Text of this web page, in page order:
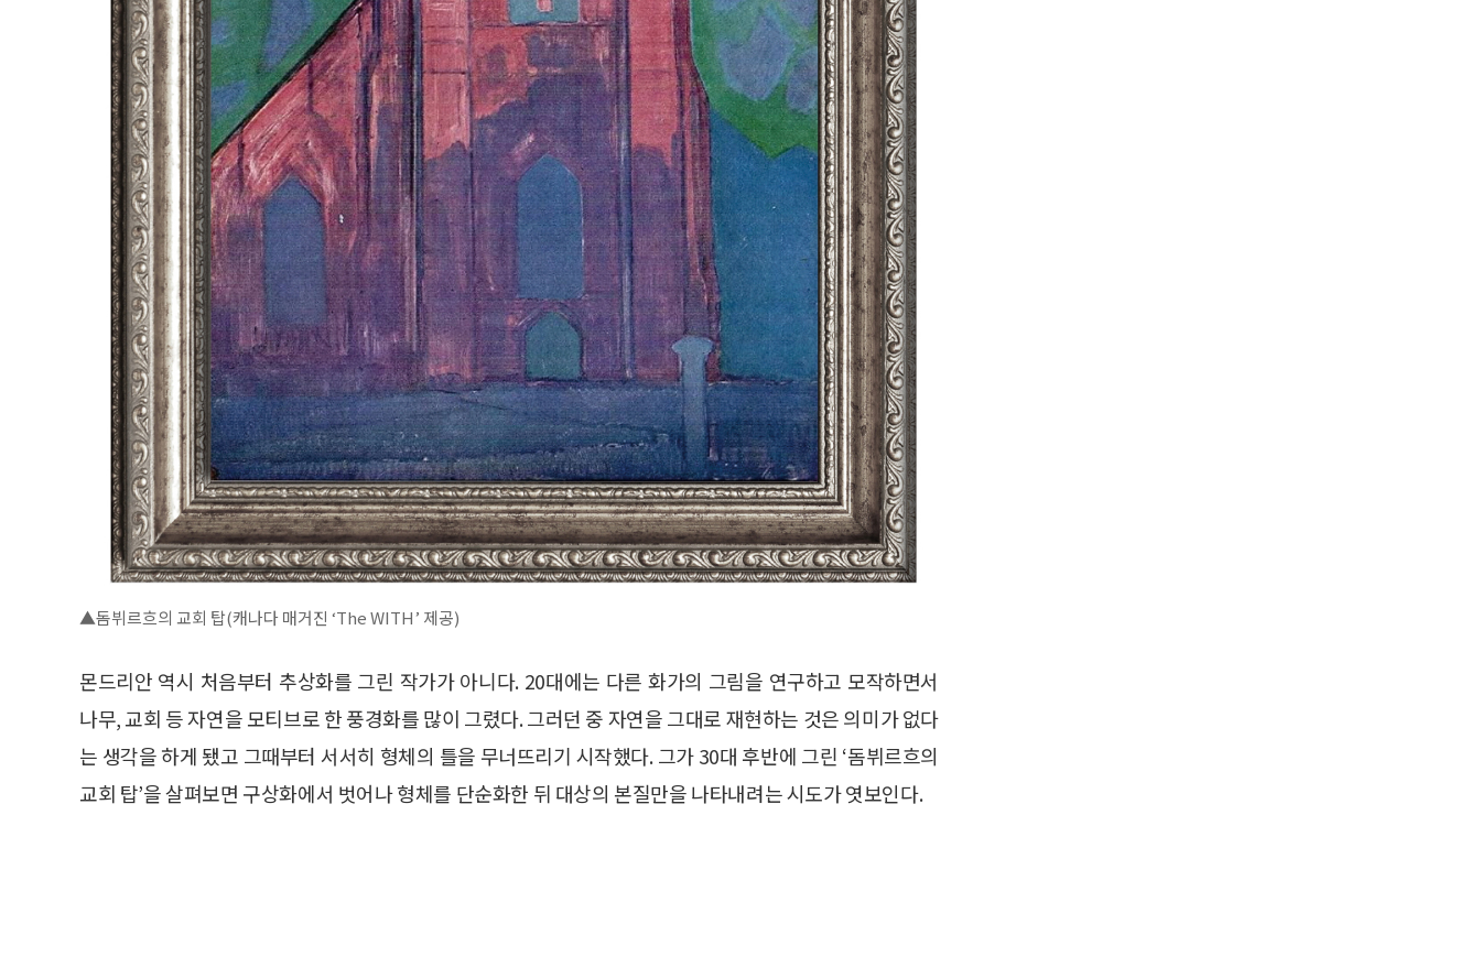
▲돔뷔르흐의 교회 탑(캐나다 매거진 ‘The WITH’ 제공)
몬드리안 역시 처음부터 추상화를 그린 작가가 아니다. 20대에는 다른 화가의 그림을 연구하고 모작하면서
나무, 교회 등 자연을 모티브로 한 풍경화를 많이 그렸다. 그러던 중 자연을 그대로 재현하는 것은 의미가 없다
는 생각을 하게 됐고 그때부터 서서히 형체의 틀을 무너뜨리기 시작했다. 그가 30대 후반에 그린 ‘돔뷔르흐의
교회 탑’을 살펴보면 구상화에서 벗어나 형체를 단순화한 뒤 대상의 본질만을 나타내려는 시도가 엿보인다.